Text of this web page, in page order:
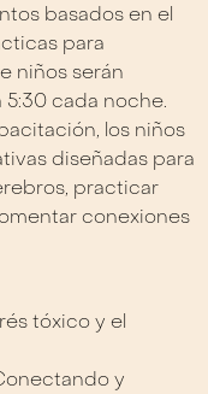
basados en el
para
niños serán
5:30 cada noche.
los niños
diseñadas para
practicar
conexiones
tóxico y el
y